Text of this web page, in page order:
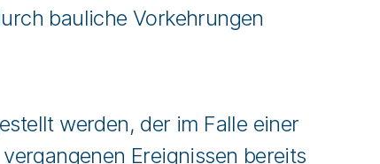
bauliche Vorkehrungen
werden, der im Falle einer
Ereignissen bereits